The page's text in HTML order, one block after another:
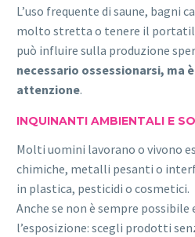
L’uso frequente di saune, bagni
molto stretta o tenere il
può influire sulla produzione
necessario ossessionarsi, ma
attenzione.
INQUINANTI AMBIENTALI E
Molti uomini lavorano o vivono
chimiche, metalli pesanti o
in plastica, pesticidi o cosmetici.
Anche se non è sempre
l’esposizione: scegli prodotti